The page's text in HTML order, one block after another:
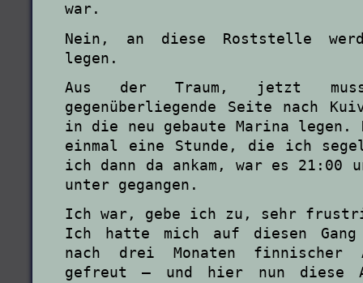
war.
Nein, an diese Roststelle
legen.
Aus der Traum, jetzt
gegenüberliegende Seite nach
in die neu gebaute Marina legen.
einmal eine Stunde, die ich
ich dann da ankam, war es 21:00
unter gegangen.
Ich war, gebe ich zu, sehr
Ich hatte mich auf diesen Gang
nach drei Monaten finnischer
gefreut – und hier nun diese